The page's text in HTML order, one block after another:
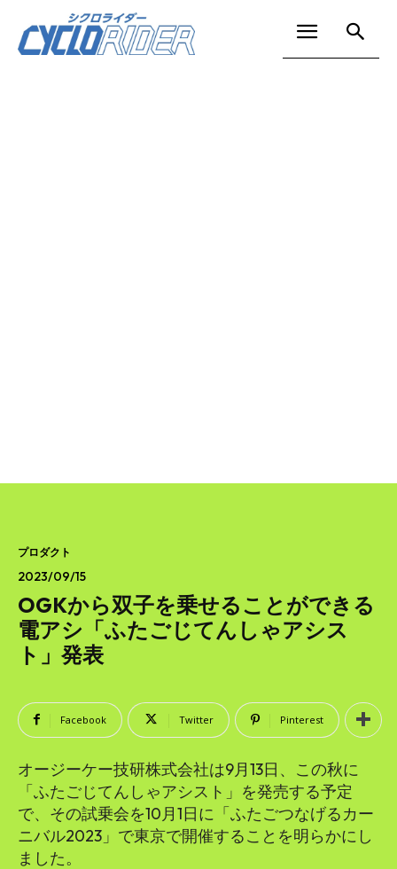
プロダクト
2023/09/15
OGKから双子を乗せることができる
電アシ「ふたごじてんしゃアシス
ト」発表
Facebook Twitter Pinterest
オージーケー技研株式会社は9月13日、この秋に
「ふたごじてんしゃアシスト」を発売する予定
で、その試乗会を10月1日に「ふたごつなげるカー
ニバル2023」で東京で開催することを明らかにし
ました。